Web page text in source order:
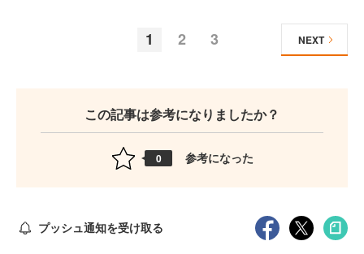
1 2 3 NEXT
この記事は参考になりましたか？
0 参考になった
プッシュ通知を受け取る